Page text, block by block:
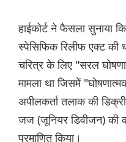
हाईकोर्ट ने फैसला सुनाया
स्पेसिफिक रिलीफ एक्ट की
चरित्र के लिए "सरल
मामला था जिसमें
अपीलकर्ता तलाक की
जज (जूनियर डिवीजन) की
प्रमाणित किया।